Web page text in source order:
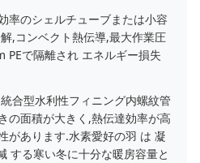
率のシェルチューブまたは小容
,コンベクト熱伝導,最大作業圧
で隔離され エネルギー損失
合型水利性フィニング内螺紋管
の面積が大きく,熱伝達効率が高
があります.水素愛好の羽 は 凝
する寒い冬に十分な暖房容量と